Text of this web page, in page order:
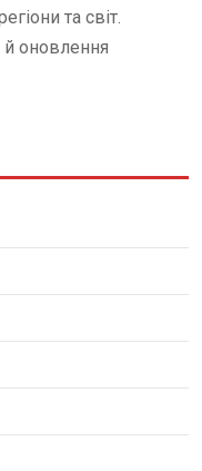
та світ.
й оновлення